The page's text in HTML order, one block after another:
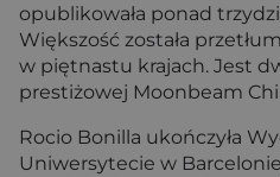
opublikowała ponad
Większość została
w piętnastu krajach. Jest
prestiżowej Moonbeam
Rocio Bonilla ukończyła
Uniwersytecie w